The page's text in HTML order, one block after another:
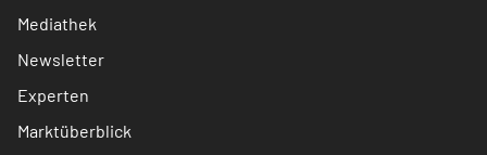
Mediathek
Newsletter
Experten
Marktüberblick